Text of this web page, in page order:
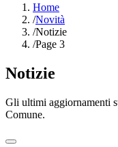
Home
/Novità
/Notizie
/Page 3
Notizie
Gli ultimi aggiornamenti
Comune.